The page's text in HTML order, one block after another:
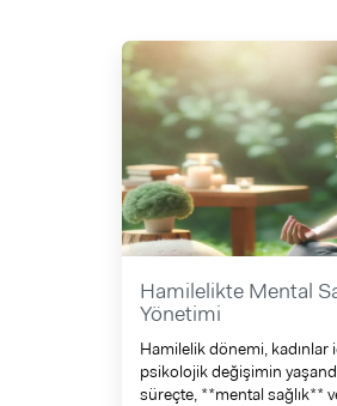
Hamilelikte Mental
Yönetimi
Hamilelik dönemi, kadınlar
psikolojik değişimin
süreçte, **mental sağlık**